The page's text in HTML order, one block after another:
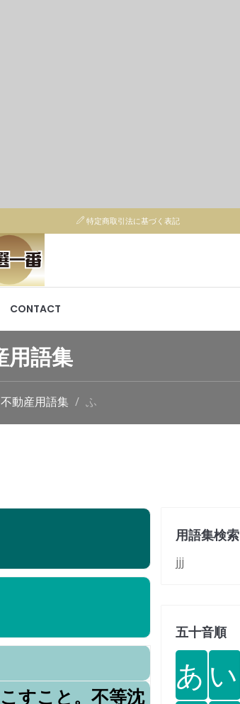
特定商取引法に基づく表記
CONTACT
用語集
不動産用語集 ふ
すこと。不等沈
用語集検索
jjj
五十音順
あ い